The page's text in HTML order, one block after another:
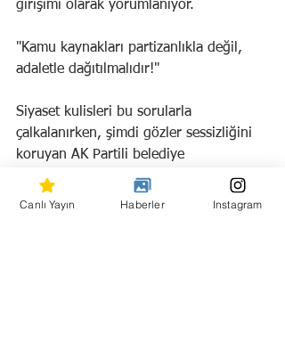
girişimi olarak yorumlanıyor.
"Kamu kaynakları partizanlıkla değil,
adaletle dağıtılmalıdır!"
Siyaset kulisleri bu sorularla
çalkalanırken, şimdi gözler sessizliğini
koruyan AK Partili belediye
başkanlarına ve Strateji Başkanlığı’na
çevrildi.
Canlı Yayın Haberler Instagram